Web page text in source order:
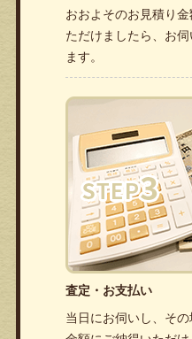
おおよそのお見積り
ただけましたら、お
ます。
査定・お支払い
当日にお伺いし、そ